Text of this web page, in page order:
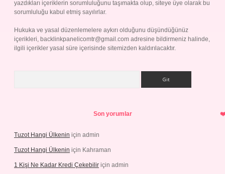
yazdıkları içeriklerin sorumluluğunu taşımakta olup, siteye üye olarak bu
sorumluluğu kabul etmiş sayılırlar.
Hukuka ve yasal düzenlemelere aykırı olduğunu düşündüğünüz
içerikleri, backlinkpanelicomtr@gmail.com adresine bildirmeniz halinde,
ilgili içerikler yasal süre içerisinde sitemizden kaldırılacaktır.
Son yorumlar
Tuzot Hangi Ülkenin için admin
Tuzot Hangi Ülkenin için Kahraman
1 Kişi Ne Kadar Kredi Çekebilir için admin